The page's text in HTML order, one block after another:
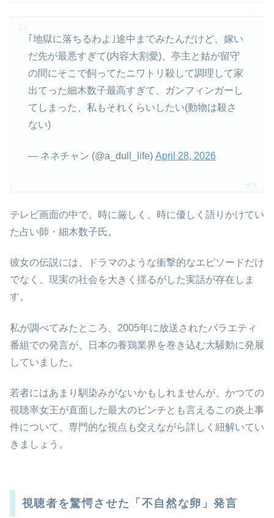
｢地獄に落ちるわよ｣途中までみたんだけど、嫁い
だ先が最悪すぎて(内容大割愛)、亭主と姑が留守
の間にそこで飼ってたニワトリ殺して調理して家
出てった細木数子最高すぎて、ガンフィンガーし
てしまった、私もそれくらいしたい(動物は殺さ
ない)
— ネネチャン (@a_dull_life) April 28, 2026
テレビ画面の中で、時に厳しく、時に優しく語りかけてい
た占い師・細木数子氏。
彼女の伝説には、ドラマのような衝撃的なエピソードだけ
でなく、現実の社会を大きく揺るがした実話が存在しま
す。
私が調べてみたところ、2005年に放送されたバラエティ
番組での発言が、日本の養鶏業界を巻き込む大騒動に発展
していました。
若者にはあまり馴染みがないかもしれませんが、かつての
視聴率女王が直面した最大のピンチとも言えるこの炎上事
件について、専門的な視点も交えながら詳しく紐解いてい
きましょう。
視聴者を驚愕させた「不自然な卵」発言